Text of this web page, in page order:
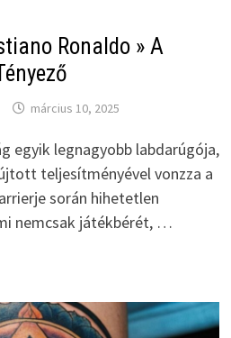
Ronaldo » A
március 10, 2025
egyik legnagyobb labdarúgója,
teljesítményével vonzza a
során hihetetlen
nemcsak játékbérét, …